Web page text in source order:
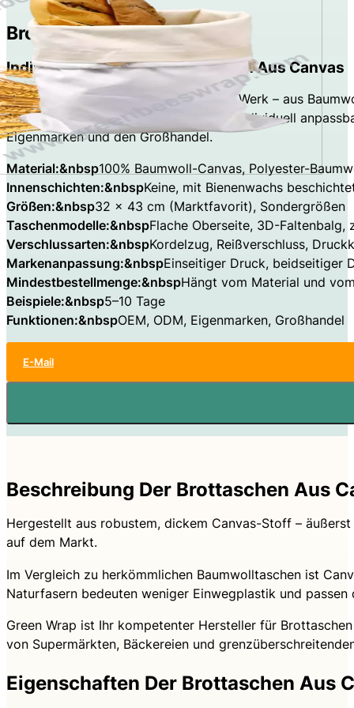
Brotbeutel aus Canvas
Individuell Gestaltete Brottaschen Aus Canvas
Hochbelastbare Brottaschen direkt ab Werk – aus
Aufdruck, Verschluss und Verpackung individuell
Eigenmarken und den Großhandel.
Material:&nbsp100% Baumwoll-Canvas, Polyester-
Innenschichten:&nbspKeine, mit Bienenwachs
Größen:&nbsp32 × 43 cm (Marktfavorit), Sondergrößen
Taschenmodelle:&nbspFlache Oberseite, 3D-Faltenbalg,
Verschlussarten:&nbspKordelzug, Reißverschluss,
Markenanpassung:&nbspEinseitiger Druck, beidseitiger
Mindestbestellmenge:&nbspHängt vom Material und
Beispiele:&nbsp5–10 Tage
Funktionen:&nbspOEM, ODM, Eigenmarken, Großhandel
E-Mail
Beschreibung Der Brottaschen Aus
Hergestellt aus robustem, dickem Canvas-Stoff –
auf dem Markt.
Im Vergleich zu herkömmlichen Baumwolltaschen ist
Naturfasern bedeuten weniger Einwegplastik und
Green Wrap ist Ihr kompetenter Hersteller für
von Supermärkten, Bäckereien und
Eigenschaften Der Brottaschen Aus